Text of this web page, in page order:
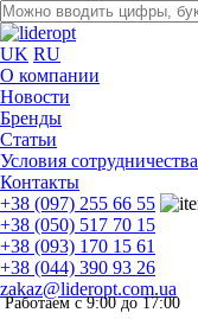
UK RU
О компании
Новости
Бренды
Статьи
Условия сотрудничества
Контакты
+38 (097) 255 66 55
+38 (050) 517 70 15
+38 (093) 170 15 61
+38 (044) 390 93 26
zakaz@lideropt.com.ua
Работаем с 9:00 до 17:00